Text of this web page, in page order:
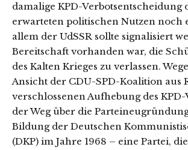
damalige KPD-Verbotsentscheidung
erwarteten politischen Nutzen noch
allem der UdSSR sollte signalisiert
Bereitschaft vorhanden war, die
des Kalten Krieges zu verlassen.
Ansicht der CDU-SPD-Koalition aus
verschlossenen Aufhebung des
der Weg über die
Bildung der Deutschen
(DKP) im Jahre 1968 – eine Partei,